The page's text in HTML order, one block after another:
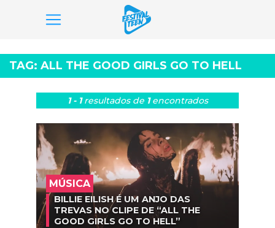
para
o
conteúdo
TAG: ALL THE GOOD GIRLS GO TO HELL
1 - 1resultados de 1encontrados
MÚSICA
BILLIE EILISH É UM ANJO DAS
TREVAS NO CLIPE DE “ALL THE
GOOD GIRLS GO TO HELL”